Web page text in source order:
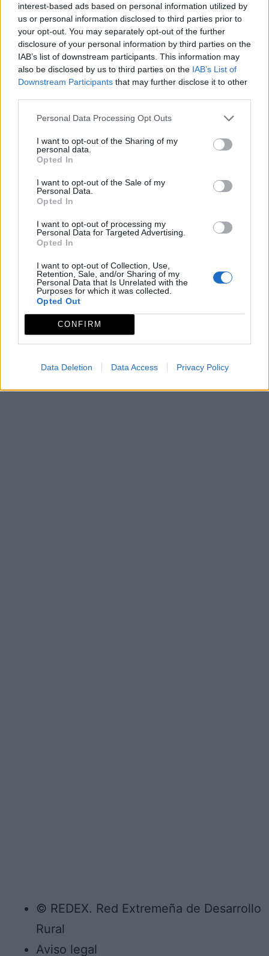
interest-based ads based on personal information utilized by
us or personal information disclosed to third parties prior to
your opt-out. You may separately opt-out of the further
disclosure of your personal information by third parties on the
IAB’s list of downstream participants. This information may
also be disclosed by us to third parties on the IAB’s List of
Downstream Participants that may further disclose it to other
Personal Data Processing Opt Outs
I want to opt-out of the Sharing of my
personal data.
Opted In
I want to opt-out of the Sale of my
Personal Data.
Opted In
I want to opt-out of processing my
Personal Data for Targeted Advertising.
Opted In
I want to opt-out of Collection, Use,
Retention, Sale, and/or Sharing of my
Personal Data that Is Unrelated with the
Purposes for which it was collected.
Opted Out
CONFIRM
Data Deletion Data Access Privacy Policy
junto al abundante anagrama de los
trinitarios y su escudo.
Hay que destacar los retablos Mayor y
laterales del crucero. Son barrocos del s.
XVIII, de excelente calidad y dorado. Sobre
la sacristía hay un cuadro barroco que
representa la coronación de la Virgen. En las
capillas laterales se encuentra el altar
baldaquino del Santísimo Cristo del Perdó.
con la Desamortización de
en la parroquia de San Juan Bautista.
Mapa
© REDEX. Red Extremeña de Desarrollo
Rural
Aviso legal